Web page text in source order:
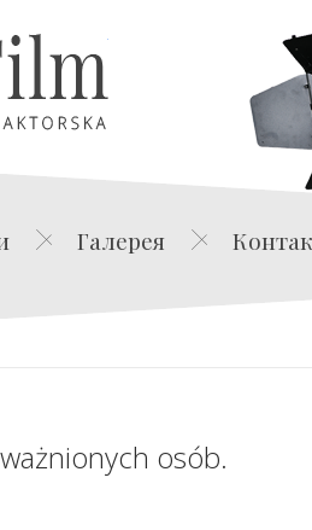
Edwin Film Agencja Aktorska
Галерея
osób.